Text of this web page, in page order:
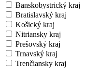
Banskobystrický kraj
Bratislavský kraj
Košický kraj
Nitriansky kraj
Prešovský kraj
Trnavský kraj
Trenčiansky kraj